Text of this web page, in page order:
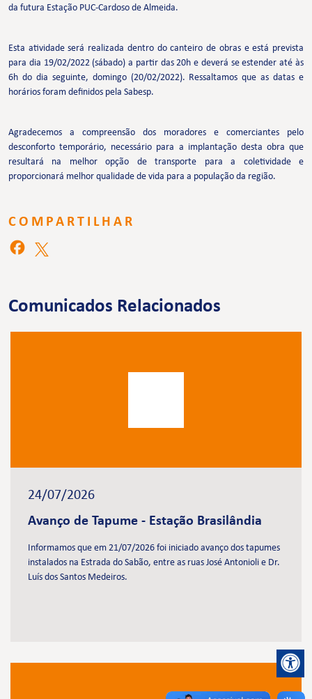
da futura Estação PUC-Cardoso de Almeida.
Esta atividade será realizada dentro do canteiro de obras e está prevista
para dia 19/02/2022 (sábado) a partir das 20h e deverá se estender até às
6h do dia seguinte, domingo (20/02/2022). Ressaltamos que as datas e
horários foram definidos pela Sabesp.
Agradecemos a compreensão dos moradores e comerciantes pelo
desconforto temporário, necessário para a implantação desta obra que
resultará na melhor opção de transporte para a coletividade e
proporcionará melhor qualidade de vida para a população da região.
COMPARTILHAR
Comunicados Relacionados
24/07/2026
Avanço de Tapume - Estação Brasilândia
Informamos que em 21/07/2026 foi iniciado avanço dos tapumes
instalados na Estrada do Sabão, entre as ruas José Antonioli e Dr.
Luís dos Santos Medeiros.